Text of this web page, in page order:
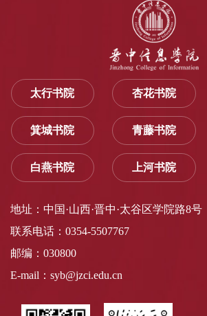
太行书院 杏花书院
箕城书院 青藤书院
白燕书院 上河书院
地址：中国·山西·晋中·太谷区学院路8号
联系电话：0354-5507767
邮编：030800
E-mail：syb@jzci.edu.cn